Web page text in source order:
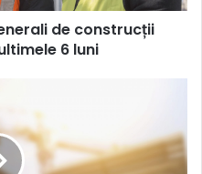
de construcții
6 luni